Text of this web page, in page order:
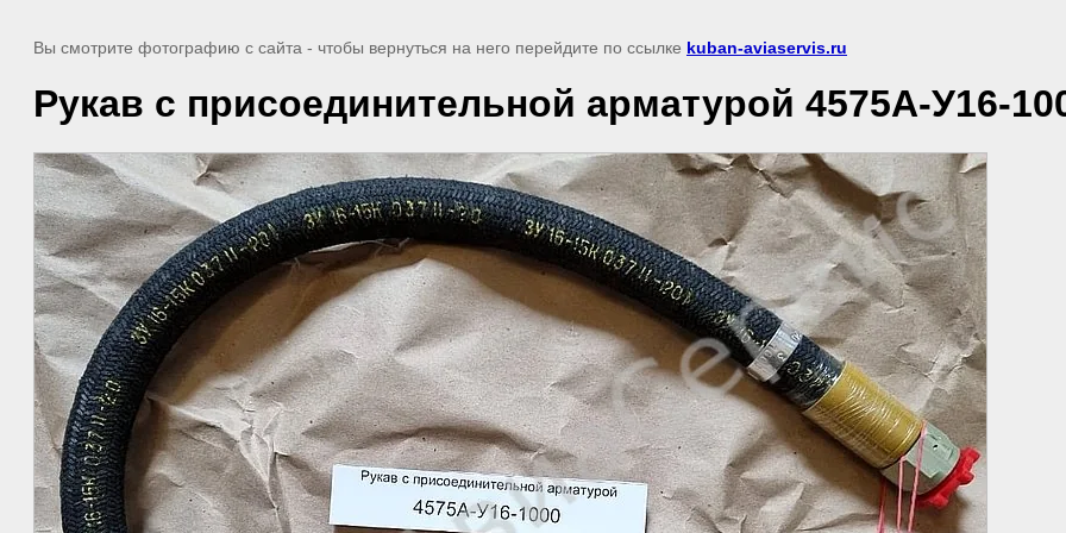
Вы смотрите фотографию с сайта - чтобы вернуться на него перейдите по ссылке kuban-aviaservis.ru
Рукав с присоединительной арматурой 4575A-У16-